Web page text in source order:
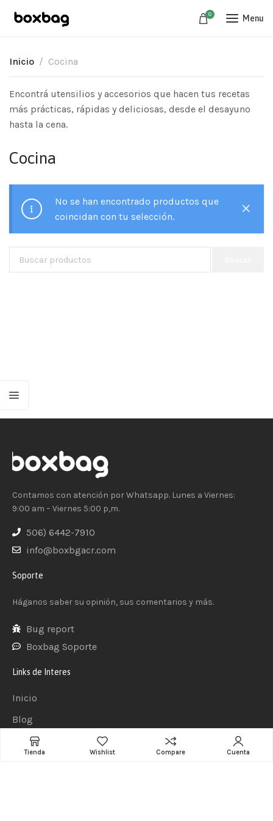
0 Menu
Inicio Cocina
Encontrá utensilios y accesorios que hacen tus recetas
más prácticas, rápidas y deliciosas, desde el desayuno
hasta la cena.
Cocina
No se han encontrado productos que
coincidan con tu selección.
Contamos con atención por Whatsapp. Lunes a Viernes:
9:00 am – Viernes 5:00 p,m.
506) 6442-7910
info@boxbgacr.com
Soporte
Háganos saber su opinión, sus comentarios y más.
Bug report
Boxbag Soporte
Links de Interes
Inicio
Blog
Preguntas Frecuentes
Tienda Wishlist Compare Cuenta